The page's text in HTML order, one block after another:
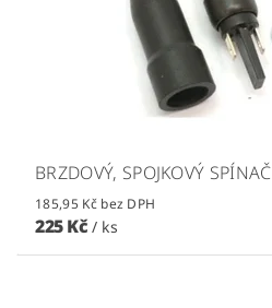
BRZDOVÝ, SPOJKOVÝ SPÍNAČ
185,95 Kč bez DPH
225 Kč / ks